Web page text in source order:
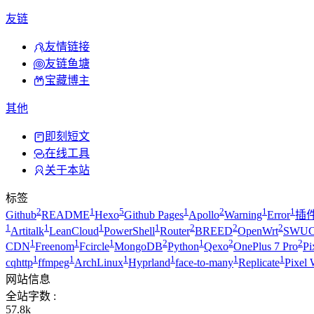
友链
友情链接
友链鱼塘
宝藏博主
其他
即刻短文
在线工具
关于本站
标签
Github2README1 Hexo5Github Pages1 Apollo2Warning1 Error1 插
1 Artitalk1 LeanCloud1 PowerShell1 Router2BREED2OpenWrt2
CDN1 Freenom1 Fcircle1 MongoDB2Python1 Qexo2OnePlus 7 Pro2
cqhttp1 ffmpeg1 ArchLinux1 Hyprland1 face-to-many1 Replicate1 Pixel
网站信息
全站字数 :
57.8k